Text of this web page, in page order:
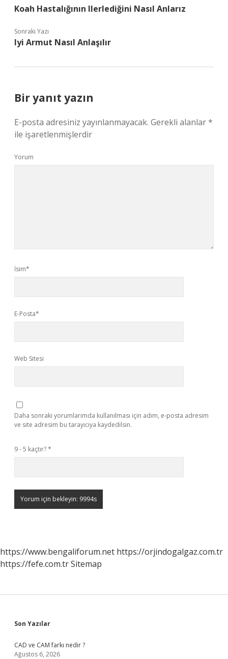
Koah Hastalığının Ilerlediğini Nasıl Anlarız
Sonraki Yazı
Iyi Armut Nasıl Anlaşılır
Bir yanıt yazın
E-posta adresiniz yayınlanmayacak. Gerekli alanlar*
ile işaretlenmişlerdir
Yorum
İsim*
E-Posta*
Web Sitesi
Daha sonraki yorumlarımda kullanılması için adım, e-posta adresim
ve site adresim bu tarayıcıya kaydedilsin.
9 - 5 kaçtır?*
https://www.bengaliforum.net https://orjindogalgaz.com.tr
https://fefe.com.trSitemap
Sidebar
Son Yazılar
CAD ve CAM farkı nedir ?
Ağustos 6, 2026